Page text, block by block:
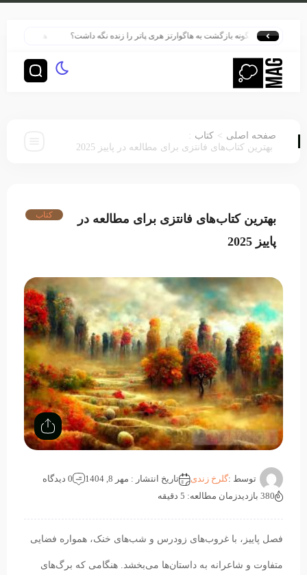
چگونه بازگشت به هاگوارتز هری پاتر را زنده نگه داشت؟ هری پاتر در قلب
صفحه اصلی > کتاب :
بهترین کتاب‌های فانتزی برای مطالعه در پاییز 2025
بهترین کتاب‌های فانتزی برای مطالعه در
پاییز 2025
کتاب
توسط :گلرخ زندی تاریخ انتشار : مهر 8, 1404
0 دیدگاه
380 بازدید
زمان مطالعه: 5 دقیقه
فصل پاییز، با غروب‌های زودرس و شب‌های خنک، همواره فضایی
متفاوت و شاعرانه به داستان‌ها می‌بخشد. هنگامی که برگ‌های